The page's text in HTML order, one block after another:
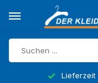
Lieferzeit